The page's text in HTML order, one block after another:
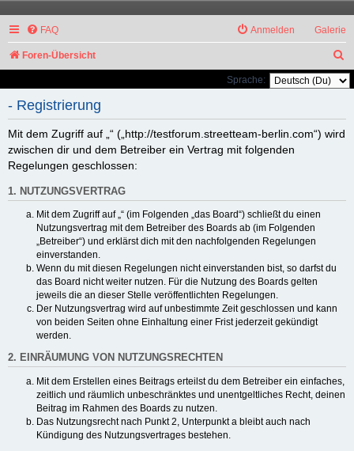
Galerie
FAQ Anmelden
Foren-Übersicht
u
h
Sprache:
- Registrierung
Mit dem Zugriff auf „“ („http://testforum.streetteam-berlin.com“) wird
zwischen dir und dem Betreiber ein Vertrag mit folgenden
Regelungen geschlossen:
1. NUTZUNGSVERTRAG
Mit dem Zugriff auf „“ (im Folgenden „das Board“) schließt du einen
Nutzungsvertrag mit dem Betreiber des Boards ab (im Folgenden
„Betreiber“) und erklärst dich mit den nachfolgenden Regelungen
einverstanden.
Wenn du mit diesen Regelungen nicht einverstanden bist, so darfst du
das Board nicht weiter nutzen. Für die Nutzung des Boards gelten
jeweils die an dieser Stelle veröffentlichten Regelungen.
Der Nutzungsvertrag wird auf unbestimmte Zeit geschlossen und kann
von beiden Seiten ohne Einhaltung einer Frist jederzeit gekündigt
werden.
2. EINRÄUMUNG VON NUTZUNGSRECHTEN
Mit dem Erstellen eines Beitrags erteilst du dem Betreiber ein einfaches,
zeitlich und räumlich unbeschränktes und unentgeltliches Recht, deinen
Beitrag im Rahmen des Boards zu nutzen.
Das Nutzungsrecht nach Punkt 2, Unterpunkt a bleibt auch nach
Kündigung des Nutzungsvertrages bestehen.